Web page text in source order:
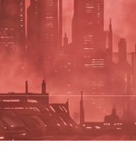
靠的企業級資料儲
年的專業經驗，我
管理，提升各種規
SECURITY
力於消除來自網路
意軟體威脅，為企
不受網路攻擊威脅